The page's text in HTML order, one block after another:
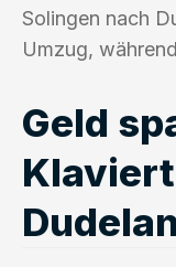
Solingen nach
Umzug,
Geld